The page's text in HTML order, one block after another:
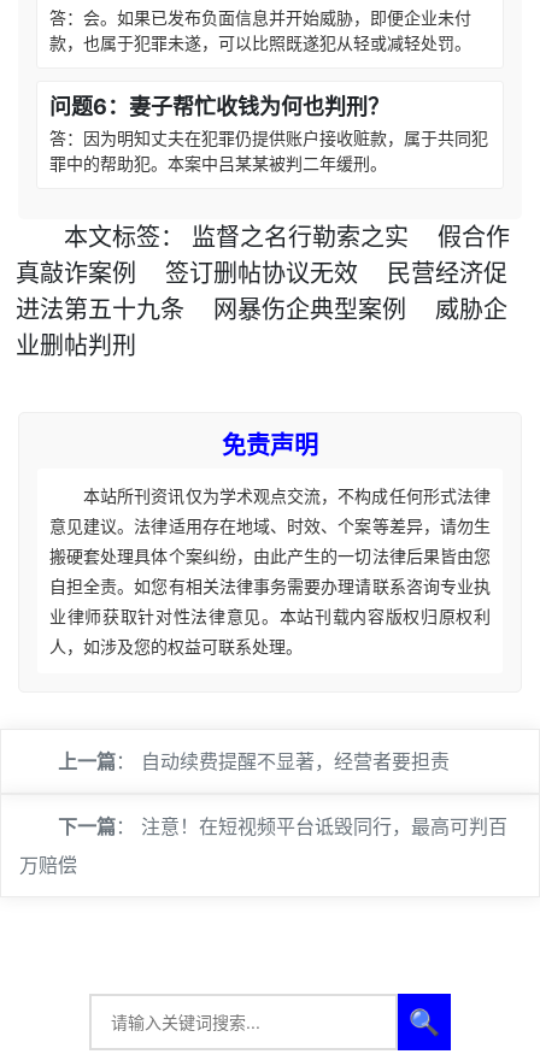
答：会。如果已发布负面信息并开始威胁，即便企业未付
款，也属于犯罪未遂，可以比照既遂犯从轻或减轻处罚。
问题6：妻子帮忙收钱为何也判刑？
答：因为明知丈夫在犯罪仍提供账户接收赃款，属于共同犯
罪中的帮助犯。本案中吕某某被判二年缓刑。
本文标签： 监督之名行勒索之实
假合作
真敲诈案例
签订删帖协议无效
民营经济促
进法第五十九条
网暴伤企典型案例
威胁企
业删帖判刑
免责声明
本站所刊资讯仅为学术观点交流，不构成任何形式法律
意见建议。法律适用存在地域、时效、个案等差异，请勿生
搬硬套处理具体个案纠纷，由此产生的一切法律后果皆由您
自担全责。如您有相关法律事务需要办理请联系咨询专业执
业律师获取针对性法律意见。本站刊载内容版权归原权利
人，如涉及您的权益可联系处理。
上一篇： 自动续费提醒不显著，经营者要担责
下一篇： 注意！在短视频平台诋毁同行，最高可判百
万赔偿
🔍